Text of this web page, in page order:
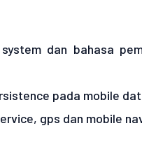
dan bahasa
pada mobile
gps dan mobile